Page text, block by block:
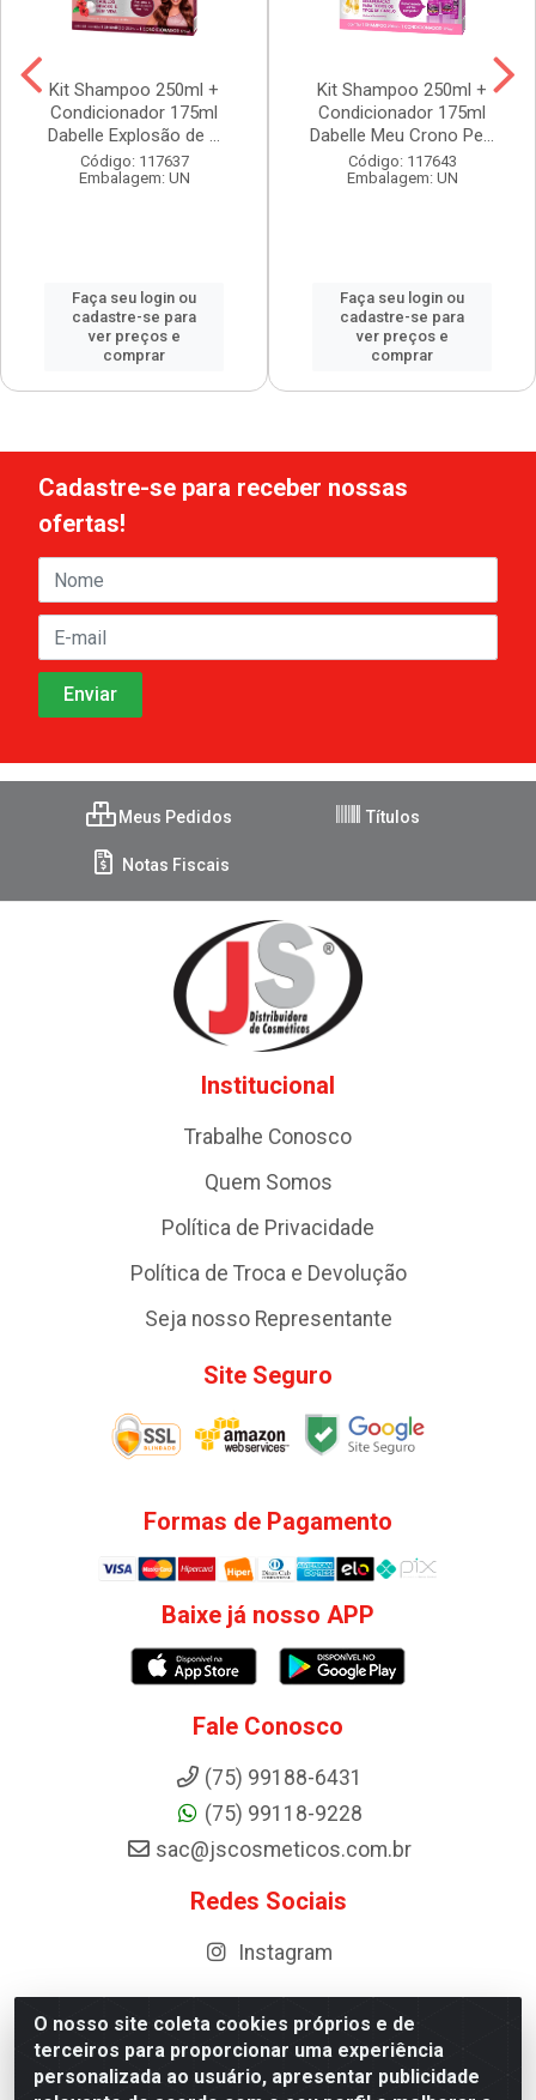
Kit Shampoo 250ml +
Condicionador 175ml
Dabelle Explosão de ...
Código: 117637
Embalagem: UN
Faça seu login ou
cadastre-se para
ver preços e
comprar
Kit Shampoo 250ml +
Condicionador 175ml
Dabelle Meu Crono Pe...
Código: 117643
Embalagem: UN
Faça seu login ou
cadastre-se para
ver preços e
comprar
O nosso site coleta cookies próprios e de
terceiros para proporcionar uma experiência
personalizada ao usuário, apresentar publicidade
Cadastre-se para receber nossas
ofertas!
Meus Pedidos Títulos
Notas Fiscais
Institucional
Trabalhe Conosco
Quem Somos
Política de Privacidade
Política de Troca e Devolução
Seja nosso Representante
Site Seguro
Formas de Pagamento
Baixe já nosso APP
Fale Conosco
(75) 99188-6431
(75) 99118-9228
sac@jscosmeticos.com.br
Redes Sociais
Instagram
Distribuidora de Cosméticos Antoneto LTDA - BA-052,
km 87 - Industrial, Ipirá - BA, 44600-000 - CNPJ